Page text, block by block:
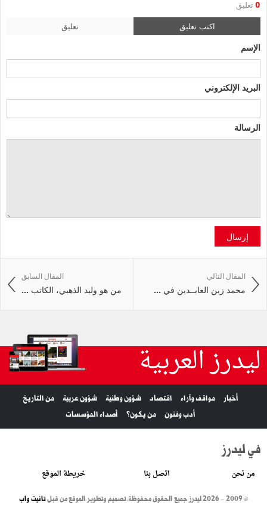
0 تعليق
اكتب تعليق تعليق
الإسم
البريد الإلكتروني
الرسالة
إرسال
المقال السابق
من هو وليد الذهبي، الكاتب ...
المقال التالي
محمد زين العابــدين في ...
ليدرز العربية
أخبار مواقف وآراء اقتصاد شؤون وطنية شؤون عربية
من التاريخ
أدب وفنون
من يكون؟ أصداء المؤسسات
في ليدرز
من نحن اتصل بنا خريطة الموقع
© 2009 - 2026 ليدرز جميع الحقوق محفوظة. تصميم وتطوير الموقع من قبلتانيت واب